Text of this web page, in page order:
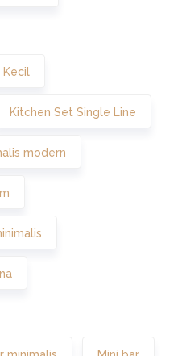
Kecil
Kitchen Set Single Line
modern